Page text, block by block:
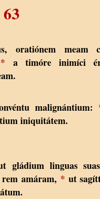
oratiónem meam
* a timóre inimíci
malignántium:
iniquitátem.
gládium linguas
amáram, * ut